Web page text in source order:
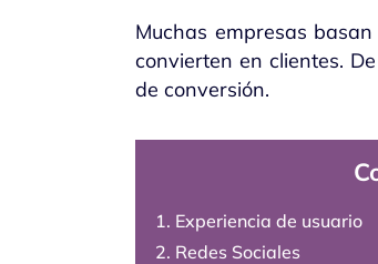
Muchas empresas
convierten en clientes.
de conversión.
1. Experiencia de usuario
2. Redes Sociales